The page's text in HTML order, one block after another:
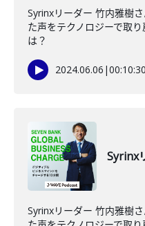
Syrinxリーダー 竹内雅樹
た声をテクノロジーで取
は？
2024.06.06 |00:10:30
Syrinx
Syrinxリーダー 竹内雅樹